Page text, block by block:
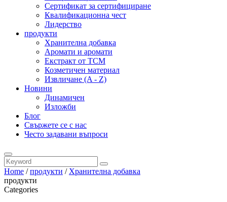
Сертификат за сертифициране
Квалификационна чест
Лидерство
продукти
Хранителна добавка
Аромати и аромати
Екстракт от TCM
Козметичен материал
Извличане (A - Z)
Новини
Динамичен
Изложби
Блог
Свържете се с нас
Често задавани въпроси
Home /продукти / Хранителна добавка
продукти
Categories